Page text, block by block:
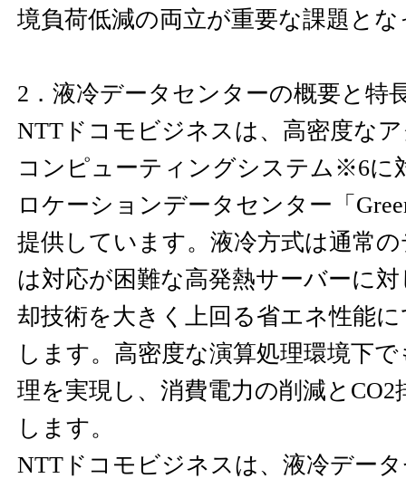
境負荷低減の両立が重要な課題と
2．液冷データセンターの概要と特
NTTドコモビジネスは、高密度な
コンピューティングシステム※6に
ロケーションデータセンター「
提供しています。液冷方式は通常
は対応が困難な高発熱サーバーに
却技術を大きく上回る省エネ性能
します。高密度な演算処理環境下
理を実現し、消費電力の削減と
します。
NTTドコモビジネスは、液冷デー